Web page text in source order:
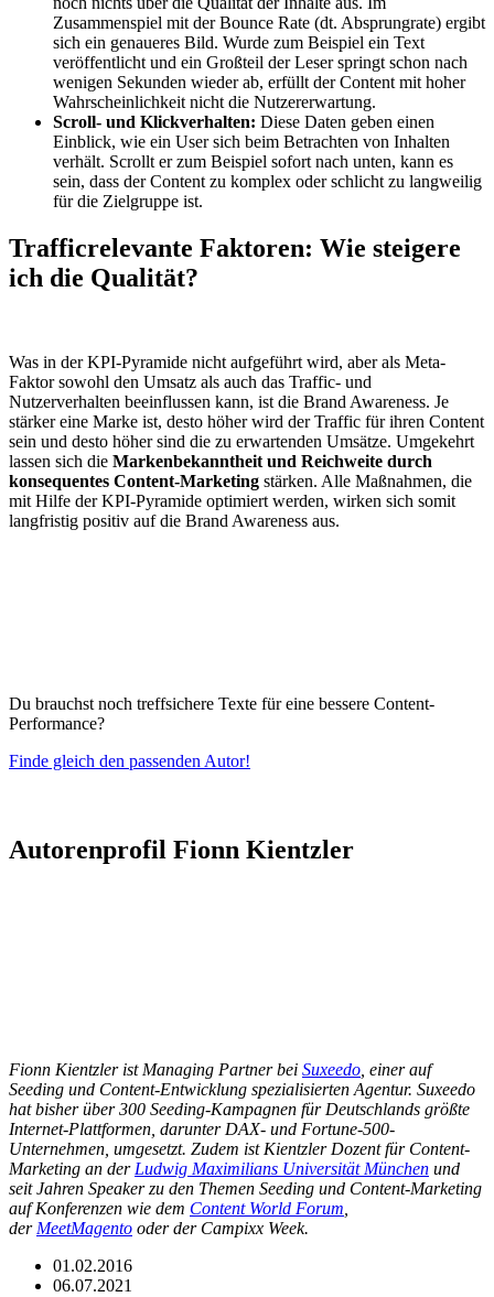
Zusammenspiel mit der Bounce Rate (dt. Absprungrate) ergibt
sich ein genaueres Bild. Wurde zum Beispiel ein Text
veröffentlicht und ein Großteil der Leser springt schon nach
wenigen Sekunden wieder ab, erfüllt der Content mit hoher
Wahrscheinlichkeit nicht die Nutzererwartung.
Scroll- und Klickverhalten: Diese Daten geben einen
Einblick, wie ein User sich beim Betrachten von Inhalten
verhält. Scrollt er zum Beispiel sofort nach unten, kann es
sein, dass der Content zu komplex oder schlicht zu langweilig
für die Zielgruppe ist.
Trafficrelevante Faktoren: Wie steigere
ich die Qualität?
Was in der KPI-Pyramide nicht aufgeführt wird, aber als Meta-
Faktor sowohl den Umsatz als auch das Traffic- und
Nutzerverhalten beeinflussen kann, ist die Brand Awareness. Je
stärker eine Marke ist, desto höher wird der Traffic für ihren Content
sein und desto höher sind die zu erwartenden Umsätze. Umgekehrt
lassen sich die Markenbekanntheit und Reichweite durch
konsequentes Content-Marketing stärken. Alle Maßnahmen, die
mit Hilfe der KPI-Pyramide optimiert werden, wirken sich somit
langfristig positiv auf die Brand Awareness aus.
Du brauchst noch treffsichere Texte für eine bessere Content-
Performance?
Finde gleich den passenden Autor!
Autorenprofil Fionn Kientzler
Fionn Kientzler ist Managing Partner bei Suxeedo , einer auf
Seeding und Content-Entwicklung spezialisierten Agentur. Suxeedo
hat bisher über 300 Seeding-Kampagnen für Deutschlands größte
Internet-Plattformen, darunter DAX- und Fortune-500-
Unternehmen, umgesetzt. Zudem ist Kientzler Dozent für Content-
Marketing an der Ludwig Maximilians Universität München und
seit Jahren Speaker zu den Themen Seeding und Content-Marketing
auf Konferenzen wie dem Content World Forum
der MeetMagento oder der Campixx Week.
01.02.2016
06.07.2021